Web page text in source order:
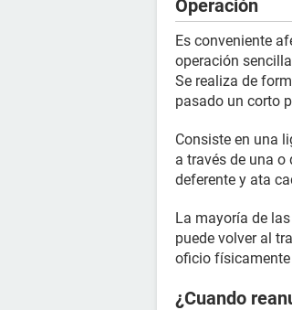
Operación
Es conveniente
operación
Se realiza de
pasado un corto
Consiste en una
a través de una
deferente y ata
La mayoría de
puede volver al
oficio
¿Cuando